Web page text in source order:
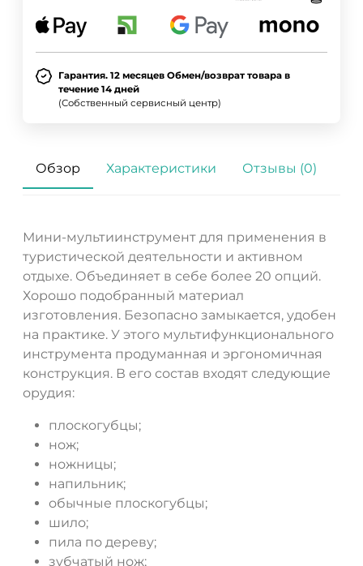
Гарантия. 12 месяцев Обмен/возврат товара в
течение 14 дней
(Собственный сервисный центр)
Обзор Характеристики Отзывы (0)
Мини-мультиинструмент для применения в
туристической деятельности и активном
отдыхе. Объединяет в себе более 20 опций.
Хорошо подобранный материал
изготовления. Безопасно замыкается, удобен
на практике. У этого мультифункционального
инструмента продуманная и эргономичная
конструкция. В его состав входят следующие
орудия:
плоскогубцы;
нож;
ножницы;
напильник;
обычные плоскогубцы;
шило;
пила по дереву;
зубчатый нож;